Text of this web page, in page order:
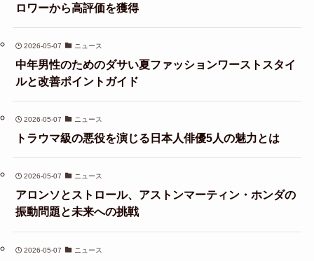
ロワーから高評価を獲得
2026-05-07 ニュース
中年男性のためのダサい夏ファッションワーストスタイ
ルと改善ポイントガイド
2026-05-07 ニュース
トラウマ級の悪役を演じる日本人俳優5人の魅力とは
2026-05-07 ニュース
アロンソとストロール、アストンマーティン・ホンダの
振動問題と未来への挑戦
2026-05-07 ニュース